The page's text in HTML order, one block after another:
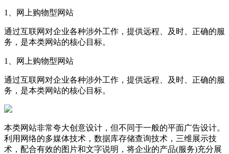
1、网上购物型网站
通过互联网对企业各种涉外工作，提供远程、及时、正确的服
务，是本类网站的核心目标。
1、网上购物型网站
通过互联网对企业各种涉外工作，提供远程、及时、正确的服
务，是本类网站的核心目标。
本类网站非常夸大创意设计，但不同于一般的平面广告设计。
利用网络的多媒体技术，数据库存储查询技术，三维展示技
术，配合有效的图片和文字说明，将企业的产品(服务)充分展